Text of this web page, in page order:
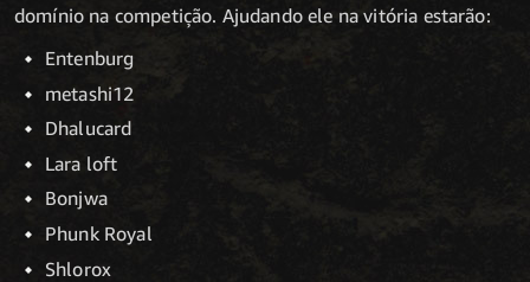
domínio na competição. Ajudando ele na vitória estarão:
Entenburg
metashi12
Dhalucard
Lara loft
Bonjwa
Phunk Royal
Shlorox